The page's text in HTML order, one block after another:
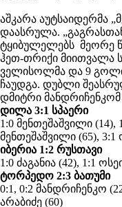
აშკარა აუტსაიდერმა
დაასრულა.
ტყიბულელებს მეორე
ჰეთ-თრიქი
ველისოლმა და 9
ჩაუდგა. დუბლი
დმიტრი
დილა 3:1 სპაერი
1:0 მენთეშაშვილი
მენთეშაშვილი (65), 3:1
იბერია 1:2 რუსთავი
1:0 ძაგანია (42), 1:1
ტორპედო 2:3 ბათუმი
0:1, 0:2 მანდრიჩენკო
არაბიძე (60)